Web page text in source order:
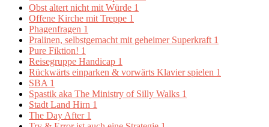
Obst altert nicht mit Würde 1
Offene Kirche mit Treppe 1
Phagenfragen 1
Pralinen, selbstgemacht mit geheimer Superkraft 1
Pure Fiktion! 1
Reisegruppe Handicap 1
Rückwärts einparken & vorwärts Klavier spielen 1
SBA 1
Spastik aka The Ministry of Silly Walks 1
Stadt Land Hirn 1
The Day After 1